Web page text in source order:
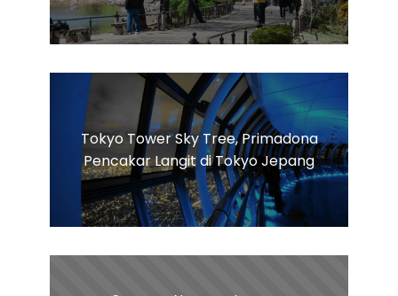
Tokyo Tower Sky Tree, Primadona
Pencakar Langit di Tokyo Jepang